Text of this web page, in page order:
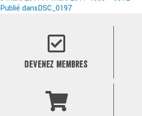
le
Navigation
Publié dansDSC_0197
DEVENEZ MEMBRES